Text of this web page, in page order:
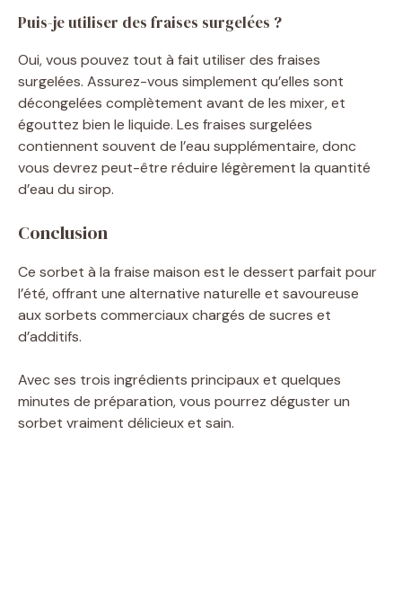
Puis-je utiliser des fraises surgelées ?
Oui, vous pouvez tout à fait utiliser des fraises
surgelées. Assurez-vous simplement qu’elles sont
décongelées complètement avant de les mixer, et
égouttez bien le liquide. Les fraises surgelées
contiennent souvent de l’eau supplémentaire, donc
vous devrez peut-être réduire légèrement la quantité
d’eau du sirop.
Conclusion
Ce sorbet à la fraise maison est le dessert parfait pour
l’été, offrant une alternative naturelle et savoureuse
aux sorbets commerciaux chargés de sucres et
d’additifs.
Avec ses trois ingrédients principaux et quelques
minutes de préparation, vous pourrez déguster un
sorbet vraiment délicieux et sain.